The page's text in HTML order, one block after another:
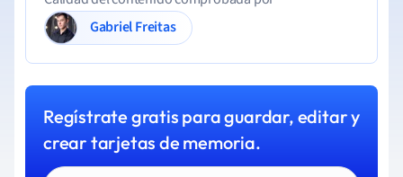
Gabriel Freitas
Regístrate gratis para guardar, editar y
crear tarjetas de memoria.